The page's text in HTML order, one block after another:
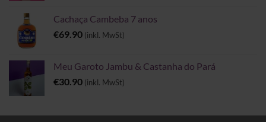
Cachaça Cambeba 7 anos
€69.90 (inkl. MwSt)
Meu Garoto Jambu & Castanha do Pará
€30.90 (inkl. MwSt)